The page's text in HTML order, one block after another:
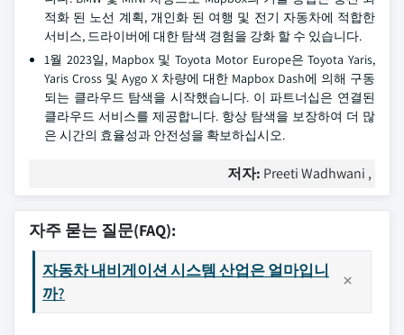
적화 된 노선 계획, 개인화 된 여행 및 전기 자동차에 적합한
서비스, 드라이버에 대한 탐색 경험을 강화 할 수 있습니다.
1월 2023일, Mapbox 및 Toyota Motor Europe은 Toyota Yaris,
Yaris Cross 및 Aygo X 차량에 대한 Mapbox Dash에 의해 구동
되는 클라우드 탐색을 시작했습니다. 이 파트너십은 연결된
클라우드 서비스를 제공합니다. 항상 탐색을 보장하여 더 많
은 시간의 효율성과 안전성을 확보하십시오.
저자: Preeti Wadhwani ,
자주 묻는 질문(FAQ):
자동차 내비게이션 시스템 산업은 얼마입니
까?